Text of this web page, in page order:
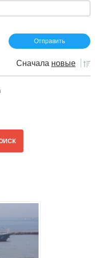
Сначала новые